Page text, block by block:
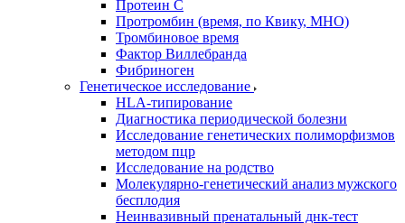
Протеин С
Протромбин (время, по Квику, МНО)
Тромбиновое время
Фактор Виллебранда
Фибриноген
Генетическое исследование
HLA-типирование
Диагностика периодической болезни
Исследование генетических полиморфизмов
методом пцр
Исследование на родство
Молекулярно-генетический анализ мужского
бесплодия
Неинвазивный пренатальный днк-тест